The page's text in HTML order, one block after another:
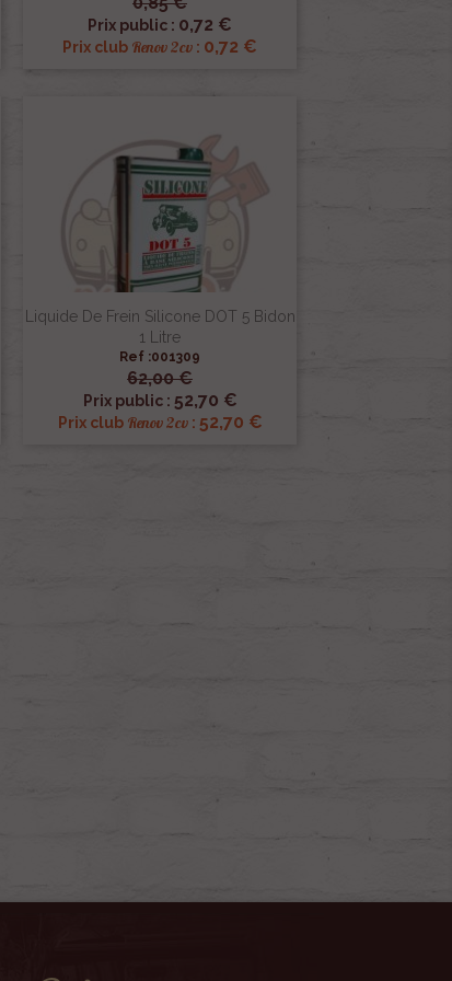
Prix public : 0,72 €
Prix club Renov 2cv : 0,72 €
 Aperçu rapide
Liquide De Frein Silicone DOT 5 Bidon
1 Litre
Ref :001309
62,00 €
Prix public : 52,70 €
Prix club Renov 2cv: 52,70 €
 Aperçu rapide